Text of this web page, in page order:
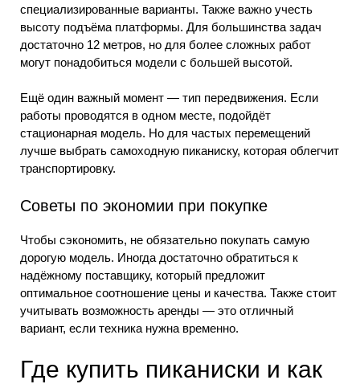
специализированные варианты. Также важно учесть
высоту подъёма платформы. Для большинства задач
достаточно 12 метров, но для более сложных работ
могут понадобиться модели с большей высотой.
Ещё один важный момент — тип передвижения. Если
работы проводятся в одном месте, подойдёт
стационарная модель. Но для частых перемещений
лучше выбрать самоходную пиканиску, которая облегчит
транспортировку.
Советы по экономии при покупке
Чтобы сэкономить, не обязательно покупать самую
дорогую модель. Иногда достаточно обратиться к
надёжному поставщику, который предложит
оптимальное соотношение цены и качества. Также стоит
учитывать возможность аренды — это отличный
вариант, если техника нужна временно.
Где купить пиканиски и как